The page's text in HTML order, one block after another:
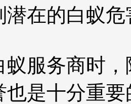
潜在的白蚁
蚁服务商时
也是十分重